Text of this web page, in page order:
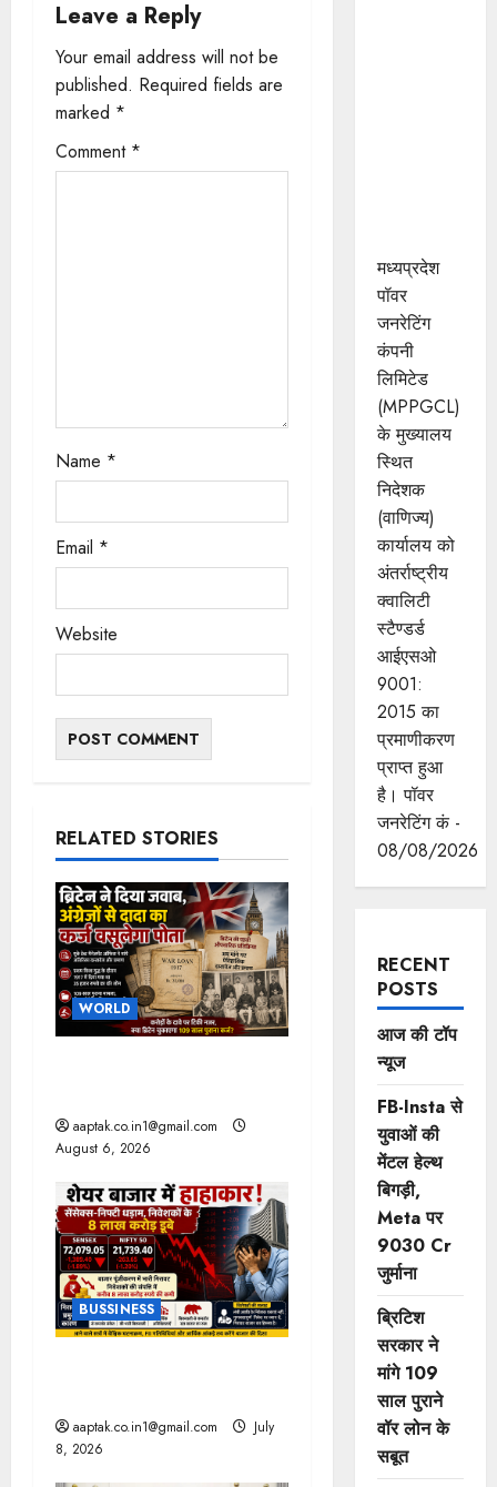
a
v
i
g
Leave a Reply
Your email address will not be
published. Required fields are
marked *
Comment *
Name *
Email *
Website
RELATED STORIES
WORLD
aaptak.co.in1@gmail.com
August 6, 2026
BUSSINESS
aaptak.co.in1@gmail.com
July
8, 2026
मध्यप्रदेश
पॉवर
जनरेटिंग
कंपनी
लिमिटेड
(MPPGCL)
के मुख्यालय
स्थित
निदेशक
(वाणिज्य)
कार्यालय को
अंतर्राष्ट्रीय
क्वालिटी
स्टैण्डर्ड
आईएसओ
9001:
2015 का
प्रमाणीकरण
प्राप्त हुआ
है। पॉवर
जनरेटिंग कं -
08/08/2026
RECENT
POSTS
आज की टॉप
न्यूज
FB-Insta से
युवाओं की
मेंटल हेल्थ
बिगड़ी,
Meta पर
9030 Cr
जुर्माना
ब्रिटिश
सरकार ने
मांगे 109
साल पुराने
वॉर लोन के
सबूत